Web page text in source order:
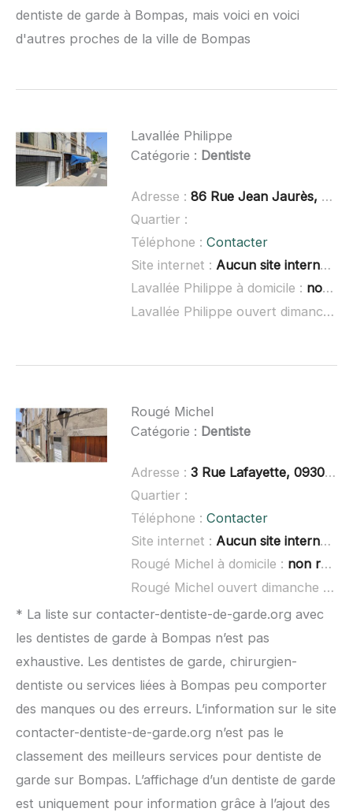
dentiste de garde à Bompas, mais voici en voici
d'autres proches de la ville de Bompas
Lavallée Philippe
Catégorie : Dentiste
Adresse : 86 Rue Jean Jaurès, 09300 Lavelanet
Quartier :
Téléphone : Contacter
Site internet : Aucun site internet connu
Lavallée Philippe à domicile : non renseigné
Lavallée Philippe ouvert dimanche :
Rougé Michel
Catégorie : Dentiste
Adresse : 3 Rue Lafayette, 09300 Lavelanet
Quartier :
Téléphone : Contacter
Site internet : Aucun site internet connu
Rougé Michel à domicile : non renseigné
Rougé Michel ouvert dimanche :
* La liste sur contacter-dentiste-de-garde.org avec
les dentistes de garde à Bompas n’est pas
exhaustive. Les dentistes de garde, chirurgien-
dentiste ou services liées à Bompas peu comporter
des manques ou des erreurs. L’information sur le site
contacter-dentiste-de-garde.org n’est pas le
classement des meilleurs services pour dentiste de
garde sur Bompas. L’affichage d’un dentiste de garde
est uniquement pour information grâce à l’ajout des